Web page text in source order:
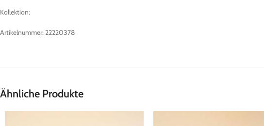
Kollektion:
Artikelnummer: 22220378
Ähnliche Produkte